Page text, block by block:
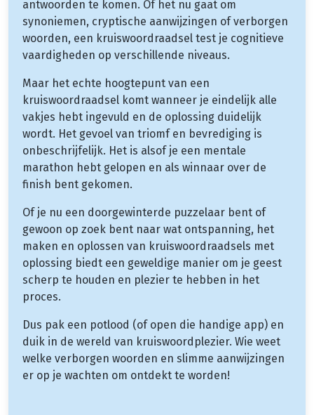
antwoorden te komen. Of het nu gaat om
synoniemen, cryptische aanwijzingen of verborgen
woorden, een kruiswoordraadsel test je cognitieve
vaardigheden op verschillende niveaus.
Maar het echte hoogtepunt van een
kruiswoordraadsel komt wanneer je eindelijk alle
vakjes hebt ingevuld en de oplossing duidelijk
wordt. Het gevoel van triomf en bevrediging is
onbeschrijfelijk. Het is alsof je een mentale
marathon hebt gelopen en als winnaar over de
finish bent gekomen.
Of je nu een doorgewinterde puzzelaar bent of
gewoon op zoek bent naar wat ontspanning, het
maken en oplossen van kruiswoordraadsels met
oplossing biedt een geweldige manier om je geest
scherp te houden en plezier te hebben in het
proces.
Dus pak een potlood (of open die handige app) en
duik in de wereld van kruiswoordplezier. Wie weet
welke verborgen woorden en slimme aanwijzingen
er op je wachten om ontdekt te worden!